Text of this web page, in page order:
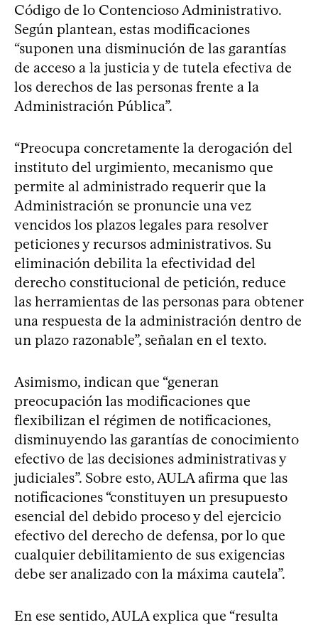
Código de lo Contencioso Administrativo.
Según plantean, estas modificaciones
“suponen una disminución de las garantías
de acceso a la justicia y de tutela efectiva de
los derechos de las personas frente a la
Administración Pública”.
“Preocupa concretamente la derogación del
instituto del urgimiento, mecanismo que
permite al administrado requerir que la
Administración se pronuncie una vez
vencidos los plazos legales para resolver
peticiones y recursos administrativos. Su
eliminación debilita la efectividad del
derecho constitucional de petición, reduce
las herramientas de las personas para obtener
una respuesta de la administración dentro de
un plazo razonable”, señalan en el texto.
Asimismo, indican que “generan
preocupación las modificaciones que
flexibilizan el régimen de notificaciones,
disminuyendo las garantías de conocimiento
efectivo de las decisiones administrativas y
judiciales”. Sobre esto, AULA afirma que las
notificaciones “constituyen un presupuesto
esencial del debido proceso y del ejercicio
efectivo del derecho de defensa, por lo que
cualquier debilitamiento de sus exigencias
debe ser analizado con la máxima cautela”.
En ese sentido, AULA explica que “resulta